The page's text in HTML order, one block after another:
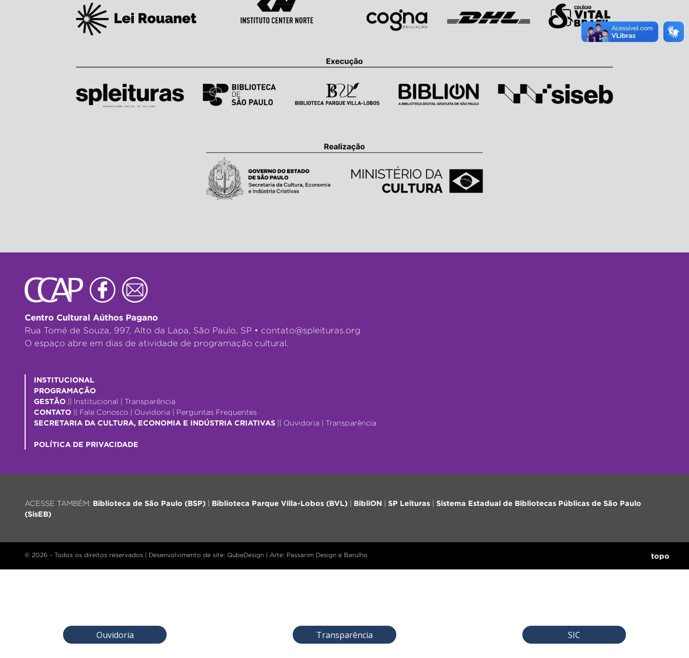
Centro Cultural Aúthos Pagano
Rua Tomé de Souza, 997, Alto da Lapa, São Paulo, SP • contato@spleituras.org
O espaço abre em dias de atividade de programação cultural.
INSTITUCIONAL
PROGRAMAÇÃO
GESTÃO
Institucional
Transparência
CONTATO
Fale Conosco Ouvidoria
Perguntas Frequentes
SECRETARIA DA CULTURA, ECONOMIA E INDÚSTRIA CRIATIVAS
Ouvidoria Transparência
POLÍTICA DE PRIVACIDADE
ACESSE TAMBÉM: Biblioteca de São Paulo (BSP) | Biblioteca Parque Villa-Lobos (BVL) | BibliON | SP Leituras | Sistema Estadual de Bibliotecas Públicas de São Paulo
(SisEB)
© 2026 - Todos os direitos reservados | Desenvolvimento de site: QubeDesign | Arte: Passarim Design e Barulho topo
Ouvidoria Transparência SIC